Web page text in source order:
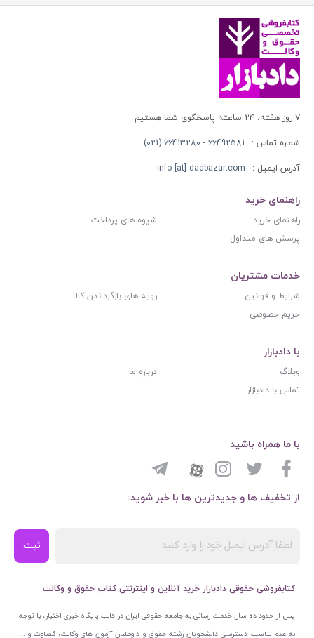
۷ روز هفته، ۲۴ ساعته پاسخگوی شما هستیم
شماره تماس : 66492581 - 66413280 (021)
آدرس ایمیل : info [at] dadbazar.com
راهنمای خرید
راهنمای خرید
شیوه های پرداخت
پرسش های متداول
خدمات مشتریان
شرایط و قوانین
رویه های بازگرداندن کالا
حریم خصوصی
با دادبازار
وبلاگ
درباره ما
تماس با دادبازار
از تخفیف ها و جدیدترین ها با خبر شوید:
ثبت
با ما همراه باشید
کتابفروشی حقوقی دادبازار خرید آنلاین و اینترنتی کتاب حقوق و وکالت
پس از حدود ده سال خدمت رسانی به جامعه حقوقی ایران در قالب پایگاه خبری اختبار، با توجه
به عدم تناسب دسترسی دانشجویان رشته حقوق و داوطلبان آزمون های وکالت، قضاوت و ...